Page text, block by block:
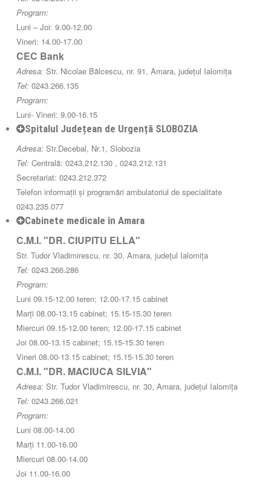
Program:
Luni – Joi: 9.00-12.00
Vineri: 14.00-17.00
CEC Bank
Adresa: Str. Nicolae Bălcescu, nr. 91, Amara, județul Ialomița
Tel: 0243.266.135
Program:
Luni- Vineri: 9.00-16.15
Spitalul Județean de Urgență SLOBOZIA
Adresa: Str.Decebal, Nr.1, Slobozia
Tel: Centrală: 0243.212.130 , 0243.212.131
Secretariat: 0243.212.372
Telefon informații și programări ambulatoriul de specialitate
0243.235.077
Cabinete medicale în Amara
C.M.I. "DR. CIUPITU ELLA"
Str. Tudor Vladimirescu, nr. 30, Amara, județul Ialomița
Tel: 0243.266.286
Program:
Luni 09.15-12.00 teren; 12.00-17.15 cabinet
Marți 08.00-13.15 cabinet; 15.15-15.30 teren
Miercuri 09.15-12.00 teren; 12.00-17.15 cabinet
Joi 08.00-13.15 cabinet; 15.15-15.30 teren
Vineri 08.00-13.15 cabinet; 15.15-15.30 teren
C.M.I. "DR. MACIUCA SILVIA"
Adresa: Str. Tudor Vladimirescu, nr. 30, Amara, județul Ialomița
Tel: 0243.266.021
Program:
Luni 08.00-14.00
Marți 11.00-16.00
Miercuri 08.00-14.00
Joi 11.00-16.00